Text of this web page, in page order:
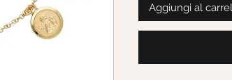
Aggiungi al